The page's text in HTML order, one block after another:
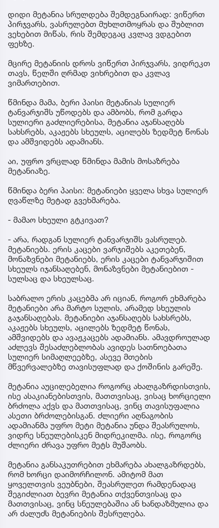
დიდი მეტანია სრულდება შემდეგნაირად: ვიწერთ
პირჯვარს, ვასრულებთ მუხლთმოყრას და შუბლით
ვეხებით მიწას, რის შემდეგაც კვლავ ვდგებით
ფეხზე.
მცირე მეტანიის დროს ვიწერთ პირჯვარს, ვიდრეკთ
თავს, წელში ღრმად ვიხრებით და კვლავ
ვიმართებით.
წმინდა მამა, ბერი პაისი მეტანიას სულიერ
ტანვარჯიშს უწოდებს და ამბობს, რომ გარდა
სულიერი გაძლიერებისა, მეტანია აჯანსაღებს
სახსრებს, აკაჟებს სხეულს, აცილებს ზედმეტ წონას
და ამშვიდებს ადამიანს.
აი, უფრო ვრცლად წმინდა მამის მოსაზრება
მეტანიაზე.
წმინდა ბერი პაისი: მეტანიები ყველა სხვა სულიერ
ღვაწლზე მეტად გვეხმარება.
- მამაო სხეული გტკივათ?
- არა, რადგან სულიერ ტანვარჯიშს ვასრულებ.
მეტანიებს. ერის კაცები ვარჯიშებს აკეთებენ,
მონაზვნები მეტანიებს, ერის კაცები ტანვარჯიშით
სხეულს იჯანსაღებენ, მონაზვნები მეტანიებით -
სულსაც და სხეულსაც.
საბრალო ერის კაცებმა არ იციან, როგორ ეხმარება
მეტანიები არა მარტო სულის, არამედ სხეულის
გაჯანსაღებას. მეტანიები აჯანსაღებს სახსრებს,
აკაჟებს სხეულს, აცილებს ზედმეტ წონას,
ამშვიდებს და ავაჟკაცებს ადამიანს. ამავდროულად
აძლევს შესაძლებლობას ავიდეს სათნოებათა
სულიერ სიმაღლეებზე, ასევე მთების
მწვერვალებზე თავისუფლად და ქოშინის გარეშე.
მეტანია აუცილებელია როგორც ახალგაზრდისთვის,
ისე ასაკიანებისთვის, მათთვისაც, ვისაც ხორციელი
ბრძოლა აქვს და მათთვისაც, ვინც თავისუფალია
ასეთი ბრძოლებისგან. ძლიერი აღნაგობის
ადამიანმა უფრო მეტი მეტანია უნდა შეასრულოს,
ვიდრე სნეულებისკენ მიდრეკილმა. ისე, როგორც
ძლიერი ძრავა უფრო მეტს მუშაობს.
მეტანია განსაკუთრებით ეხმარება ახალგაზრდებს,
რომ ხორცი დაიმორჩილონ. ამიტომ მათ
ყოველთვის ვეუბნები, შეასრულეთ რამდენადაც
შეგიძლიათ ბევრი მეტანია თქვენთვისაც და
მათთვისაც, ვინც სნეულებაშია ან ხანდაზმულია და
არ ძალუძს მეტანიების შესრულება.